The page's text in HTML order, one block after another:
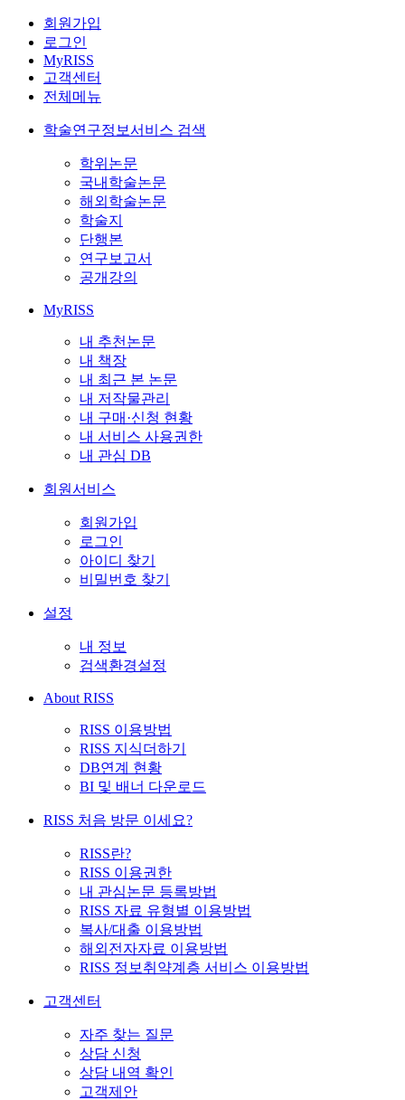
회원가입
로그인
MyRISS
고객센터
전체메뉴
학술연구정보서비스 검색
학위논문
국내학술논문
해외학술논문
학술지
단행본
연구보고서
공개강의
MyRISS
내 추천논문
내 책장
내 최근 본 논문
내 저작물관리
내 구매·신청 현황
내 서비스 사용권한
내 관심 DB
회원서비스
회원가입
로그인
아이디 찾기
비밀번호 찾기
설정
내 정보
검색환경설정
About RISS
RISS 이용방법
RISS 지식더하기
DB연계 현황
BI 및 배너 다운로드
RISS 처음 방문 이세요?
RISS란?
RISS 이용권한
내 관심논문 등록방법
RISS 자료 유형별 이용방법
복사/대출 이용방법
해외전자자료 이용방법
RISS 정보취약계층 서비스 이용방법
고객센터
자주 찾는 질문
상담 신청
상담 내역 확인
고객제안